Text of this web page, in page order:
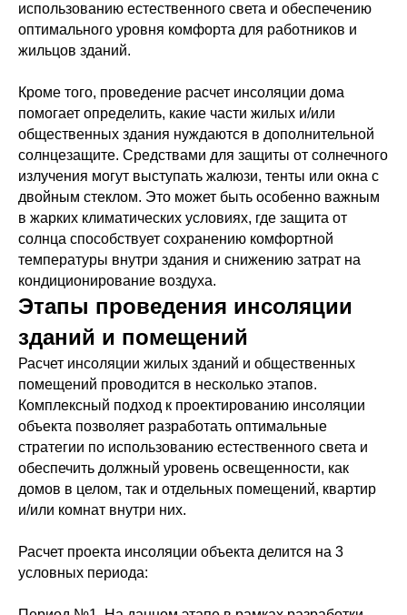
использованию естественного света и обеспечению
оптимального уровня комфорта для работников и
жильцов зданий.
Кроме того, проведение расчет инсоляции дома
помогает определить, какие части жилых и/или
общественных здания нуждаются в дополнительной
солнцезащите. Средствами для защиты от солнечного
излучения могут выступать жалюзи, тенты или окна с
двойным стеклом. Это может быть особенно важным
в жарких климатических условиях, где защита от
солнца способствует сохранению комфортной
температуры внутри здания и снижению затрат на
кондиционирование воздуха.
Этапы проведения инсоляции
зданий и помещений
Расчет инсоляции жилых зданий и общественных
помещений проводится в несколько этапов.
Комплексный подход к проектированию инсоляции
объекта позволяет разработать оптимальные
стратегии по использованию естественного света и
обеспечить должный уровень освещенности, как
домов в целом, так и отдельных помещений, квартир
и/или комнат внутри них.
Расчет проекта инсоляции объекта делится на 3
условных периода: